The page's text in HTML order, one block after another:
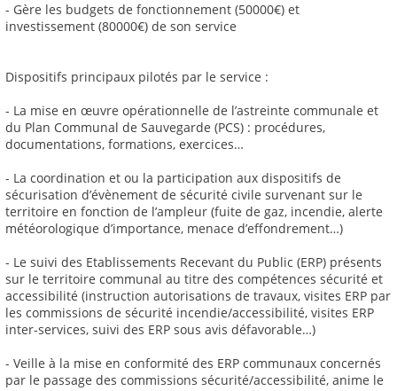
- Gère les budgets de fonctionnement (50000€) et
investissement (80000€) de son service
Dispositifs principaux pilotés par le service :
- La mise en œuvre opérationnelle de l’astreinte communale et
du Plan Communal de Sauvegarde (PCS) : procédures,
documentations, formations, exercices…
- La coordination et ou la participation aux dispositifs de
sécurisation d’évènement de sécurité civile survenant sur le
territoire en fonction de l’ampleur (fuite de gaz, incendie, alerte
météorologique d’importance, menace d’effondrement…)
- Le suivi des Etablissements Recevant du Public (ERP) présents
sur le territoire communal au titre des compétences sécurité et
accessibilité (instruction autorisations de travaux, visites ERP par
les commissions de sécurité incendie/accessibilité, visites ERP
inter-services, suivi des ERP sous avis défavorable…)
- Veille à la mise en conformité des ERP communaux concernés
par le passage des commissions sécurité/accessibilité, anime le